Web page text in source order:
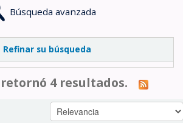
Búsqueda avanzada
Refinar su búsqueda
4 resultados.